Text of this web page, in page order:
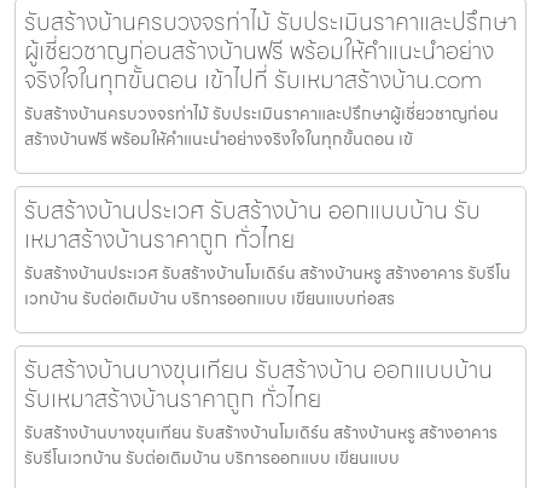
รับสร้างบ้านครบวงจรท่าไม้ รับประเมินราคาและปรึกษา
ผู้เชี่ยวชาญก่อนสร้างบ้านฟรี พร้อมให้คำแนะนำอย่าง
จริงใจในทุกขั้นตอน เข้าไปที่ รับเหมาสร้างบ้าน.com
รับสร้างบ้านครบวงจรท่าไม้ รับประเมินราคาและปรึกษาผู้เชี่ยวชาญก่อน
สร้างบ้านฟรี พร้อมให้คำแนะนำอย่างจริงใจในทุกขั้นตอน เข้
รับสร้างบ้านประเวศ รับสร้างบ้าน ออกแบบบ้าน รับ
เหมาสร้างบ้านราคาถูก ทั่วไทย
รับสร้างบ้านประเวศ รับสร้างบ้านโมเดิร์น สร้างบ้านหรู สร้างอาคาร รับรีโน
เวทบ้าน รับต่อเติมบ้าน บริการออกแบบ เขียนแบบก่อสร
รับสร้างบ้านบางขุนเทียน รับสร้างบ้าน ออกแบบบ้าน
รับเหมาสร้างบ้านราคาถูก ทั่วไทย
รับสร้างบ้านบางขุนเทียน รับสร้างบ้านโมเดิร์น สร้างบ้านหรู สร้างอาคาร
รับรีโนเวทบ้าน รับต่อเติมบ้าน บริการออกแบบ เขียนแบบ